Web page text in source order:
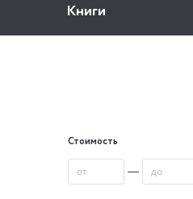
Книги
Стоимость
—